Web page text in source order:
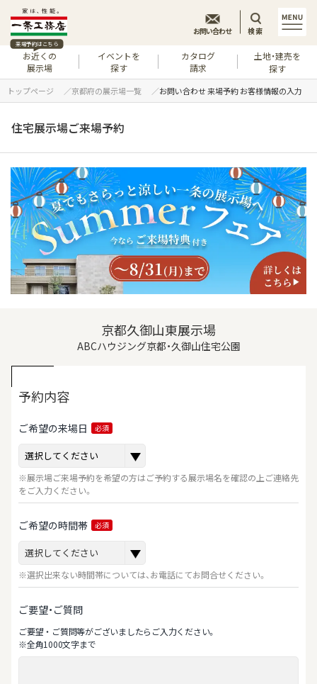
来場予約はこちら
お近くの
展示場
イベントを
探す
カタログ
請求
土地・建売を
探す
お問い合わせ 検索
トップページ 京都府の展示場一覧 お問い合わせ 来場予約 お客様情報の入力
住宅展示場ご来場予約
京都久御山東展示場
ABCハウジング京都・久御山住宅公園
予約内容
ご希望の来場日 必須
※展示場ご来場予約を希望の方はご予約する展示場名を確認の上ご連絡先
をご入力ください。
ご希望の時間帯 必須
※選択出来ない時間帯については、お電話にてお問合せください。
ご要望・ご質問
ご要望‧ご質問等がございましたらご⼊⼒ください。
※全⾓1000⽂字まで